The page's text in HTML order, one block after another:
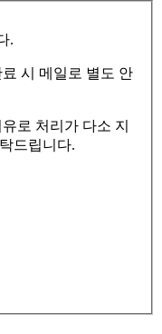
.
시 메일로 별도 안
로 처리가 다소 지
드립니다.